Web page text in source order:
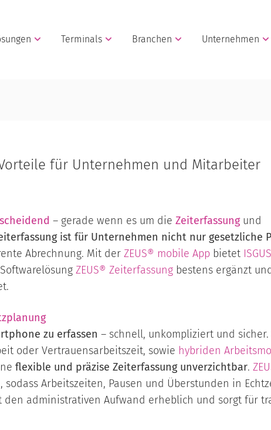
Terminals Branchen Unternehmen
für Unternehmen und Mitarbeiter
– gerade wenn es um die Zeiterfassung und
ist für Unternehmen nicht nur gesetzliche
Abrechnung. Mit der ZEUS® mobile App bietet ISGUS
ZEUS® Zeiterfassung bestens ergänzt
zu erfassen – schnell, unkompliziert und
oder Vertrauensarbeitszeit, sowie hybriden
flexible und präzise Zeiterfassung unverzichtbar.
Arbeitszeiten, Pausen und Überstunden in
administrativen Aufwand erheblich und sorgt für